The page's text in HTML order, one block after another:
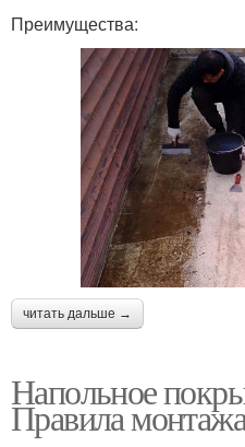
Преимущества:
читать дальше →
Напольное
Правила монтажа